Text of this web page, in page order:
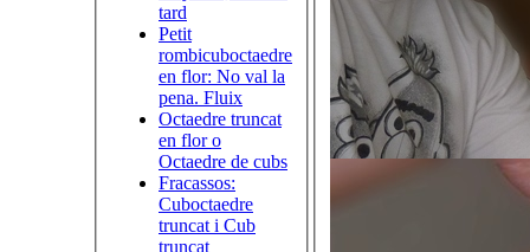
tard
Petit
rombicuboctaedre
en flor: No val la
pena. Fluix
Octaedre truncat
en flor o
Octaedre de cubs
Fracassos:
Cuboctaedre
truncat i Cub
truncat